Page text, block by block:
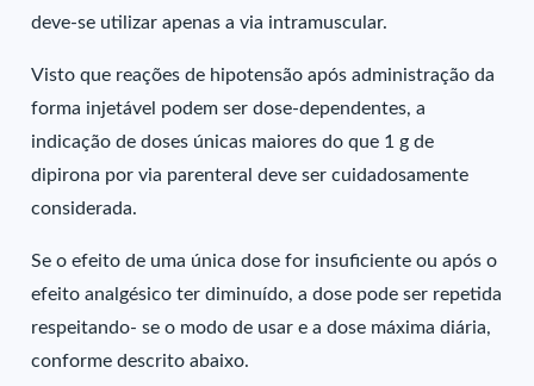
deve-se utilizar apenas a via intramuscular.
Visto que reações de hipotensão após administração da
forma injetável podem ser dose-dependentes, a
indicação de doses únicas maiores do que 1 g de
dipirona por via parenteral deve ser cuidadosamente
considerada.
Se o efeito de uma única dose for insuficiente ou após o
efeito analgésico ter diminuído, a dose pode ser repetida
respeitando- se o modo de usar e a dose máxima diária,
conforme descrito abaixo.